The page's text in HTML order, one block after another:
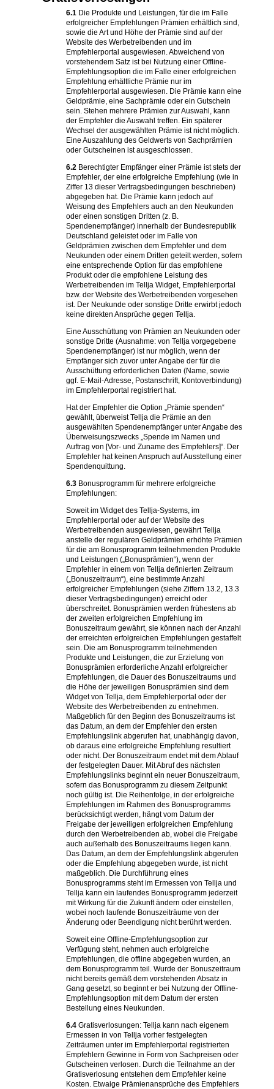
6.1 Die Produkte und Leistungen, für die im Falle
erfolgreicher Empfehlungen Prämien erhältlich sind,
sowie die Art und Höhe der Prämie sind auf der
Website des Werbetreibenden und im
Empfehlerportal ausgewiesen. Abweichend von
vorstehendem Satz ist bei Nutzung einer Offline-
Empfehlungsoption die im Falle einer erfolgreichen
Empfehlung erhältliche Prämie nur im
Empfehlerportal ausgewiesen. Die Prämie kann eine
Geldprämie, eine Sachprämie oder ein Gutschein
sein. Stehen mehrere Prämien zur Auswahl, kann
der Empfehler die Auswahl treffen. Ein späterer
Wechsel der ausgewählten Prämie ist nicht möglich.
Eine Auszahlung des Geldwerts von Sachprämien
oder Gutscheinen ist ausgeschlossen.
6.2 Berechtigter Empfänger einer Prämie ist stets der
Empfehler, der eine erfolgreiche Empfehlung (wie in
Ziffer 13 dieser Vertragsbedingungen beschrieben)
abgegeben hat. Die Prämie kann jedoch auf
Weisung des Empfehlers auch an den Neukunden
oder einen sonstigen Dritten (z. B.
Spendenempfänger) innerhalb der Bundesrepublik
Deutschland geleistet oder im Falle von
Geldprämien zwischen dem Empfehler und dem
Neukunden oder einem Dritten geteilt werden, sofern
eine entsprechende Option für das empfohlene
Produkt oder die empfohlene Leistung des
Werbetreibenden im Tellja Widget, Empfehlerportal
bzw. der Website des Werbetreibenden vorgesehen
ist. Der Neukunde oder sonstige Dritte erwirbt jedoch
keine direkten Ansprüche gegen Tellja.
Eine Ausschüttung von Prämien an Neukunden oder
sonstige Dritte (Ausnahme: von Tellja vorgegebene
Spendenempfänger) ist nur möglich, wenn der
Empfänger sich zuvor unter Angabe der für die
Ausschüttung erforderlichen Daten (Name, sowie
ggf. E-Mail-Adresse, Postanschrift, Kontoverbindung)
im Empfehlerportal registriert hat.
Hat der Empfehler die Option „Prämie spenden“
gewählt, überweist Tellja die Prämie an den
ausgewählten Spendenempfänger unter Angabe des
Überweisungszwecks „Spende im Namen und
Auftrag von [Vor- und Zuname des Empfehlers]“. Der
Empfehler hat keinen Anspruch auf Ausstellung einer
Spendenquittung.
6.3 Bonusprogramm für mehrere erfolgreiche
Empfehlungen:
Soweit im Widget des Tellja-Systems, im
Empfehlerportal oder auf der Website des
Werbetreibenden ausgewiesen, gewährt Tellja
anstelle der regulären Geldprämien erhöhte Prämien
für die am Bonusprogramm teilnehmenden Produkte
und Leistungen („Bonusprämien“), wenn der
Empfehler in einem von Tellja definierten Zeitraum
(„Bonuszeitraum“), eine bestimmte Anzahl
erfolgreicher Empfehlungen (siehe Ziffern 13.2, 13.3
dieser Vertragsbedingungen) erreicht oder
überschreitet. Bonusprämien werden frühestens ab
der zweiten erfolgreichen Empfehlung im
Bonuszeitraum gewährt, sie können nach der Anzahl
der erreichten erfolgreichen Empfehlungen gestaffelt
sein. Die am Bonusprogramm teilnehmenden
Produkte und Leistungen, die zur Erzielung von
Bonusprämien erforderliche Anzahl erfolgreicher
Empfehlungen, die Dauer des Bonuszeitraums und
die Höhe der jeweiligen Bonusprämien sind dem
Widget von Tellja, dem Empfehlerportal oder der
Website des Werbetreibenden zu entnehmen.
Maßgeblich für den Beginn des Bonuszeitraums ist
das Datum, an dem der Empfehler den ersten
Empfehlungslink abgerufen hat, unabhängig davon,
ob daraus eine erfolgreiche Empfehlung resultiert
oder nicht. Der Bonuszeitraum endet mit dem Ablauf
der festgelegten Dauer. Mit Abruf des nächsten
Empfehlungslinks beginnt ein neuer Bonuszeitraum,
sofern das Bonusprogramm zu diesem Zeitpunkt
noch gültig ist. Die Reihenfolge, in der erfolgreiche
Empfehlungen im Rahmen des Bonusprogramms
berücksichtigt werden, hängt vom Datum der
Freigabe der jeweiligen erfolgreichen Empfehlung
durch den Werbetreibenden ab, wobei die Freigabe
auch außerhalb des Bonuszeitraums liegen kann.
Das Datum, an dem der Empfehlungslink abgerufen
oder die Empfehlung abgegeben wurde, ist nicht
maßgeblich. Die Durchführung eines
Bonusprogramms steht im Ermessen von Tellja und
Tellja kann ein laufendes Bonusprogramm jederzeit
mit Wirkung für die Zukunft ändern oder einstellen,
wobei noch laufende Bonuszeiträume von der
Änderung oder Beendigung nicht berührt werden.
Soweit eine Offline-Empfehlungsoption zur
Verfügung steht, nehmen auch erfolgreiche
Empfehlungen, die offline abgegeben wurden, an
dem Bonusprogramm teil. Wurde der Bonuszeitraum
nicht bereits gemäß dem vorstehenden Absatz in
Gang gesetzt, so beginnt er bei Nutzung der Offline-
Empfehlungsoption mit dem Datum der ersten
Bestellung eines Neukunden.
6.4 Gratisverlosungen: Tellja kann nach eigenem
Ermessen in von Tellja vorher festgelegten
Zeiträumen unter im Empfehlerportal registrierten
Empfehlern Gewinne in Form von Sachpreisen oder
Gutscheinen verlosen. Durch die Teilnahme an der
Gratisverlosung entstehen dem Empfehler keine
Kosten. Etwaige Prämienansprüche des Empfehlers